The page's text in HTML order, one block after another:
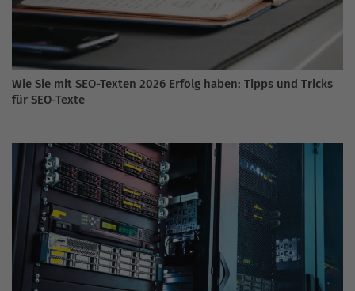
Wie Sie mit SEO-Texten 2026 Erfolg haben: Tipps und Tricks
für SEO-Texte